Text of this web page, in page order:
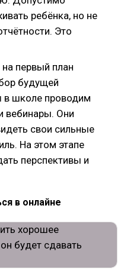
ребёнка, но не
Это
первый план
будущей
в школе проводим
вебинары. Они
свои сильные
На этом этапе
перспективы и
в онлайне